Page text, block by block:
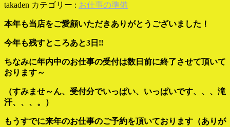
takaden カテゴリー : お仕事の準備
本年も当店をご愛顧いただきありがとうございました！
今年も残すところあと3日‼
ちなみに年内中のお仕事の受付は数日前に終了させて頂いて
おります～
（すみませ～ん、受付分でいっぱい、いっぱいです、、、滝
汗、、、。）
もうすでに来年のお仕事のご予約を頂いております（ありが